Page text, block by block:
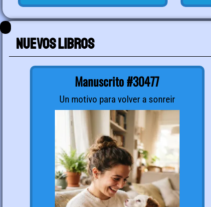
Nuevos libros
Manuscrito #30477
Un motivo para volver a sonreir